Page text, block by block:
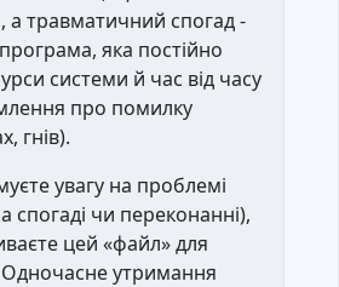
травматичний спогад -
яка постійно
системи й час від часу
про помилку
гнів).
увагу на проблемі
спогаді чи переконанні),
цей «файл» для
Одночасне утримання